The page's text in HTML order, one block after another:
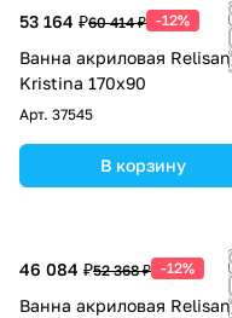
53 164 ₽60 414 ₽ -12%
Ванна акриловая Relisan
Kristina 170х90
Арт. 37545
В корзину
46 084 ₽52 368 ₽ -12%
Ванна акриловая Relisan